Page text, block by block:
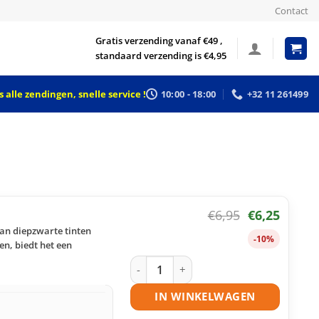
Contact
Gratis verzending vanaf €49 ,
standaard verzending is €4,95
zendingen, snelle service ! 10:00 - 18:00 +32 11 261499
diepzwarte tinten
biedt het een
€6,95 €6,25
-10%
Canon CLI-551BK XL inktcartridge
IN WINKELWAGEN